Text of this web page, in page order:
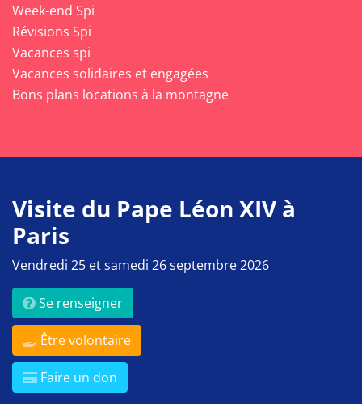
Week-end Spi
Révisions Spi
Vacances spi
Vacances solidaires et engagées
Bons plans locations à la montagne
Visite du Pape Léon XIV à
Paris
Vendredi 25 et samedi 26 septembre 2026
Se renseigner
Être volontaire
Faire un don